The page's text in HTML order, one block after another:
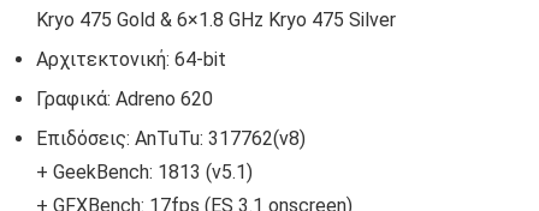
Kryo 475 Gold & 6×1.8 GHz Kryo 475 Silver
Αρχιτεκτονική: 64-bit
Γραφικά: Adreno 620
Επιδόσεις: AnTuTu: 317762(v8)
+ GeekBench: 1813 (v5.1)
+ GFXBench: 17fps (ES 3.1 onscreen)